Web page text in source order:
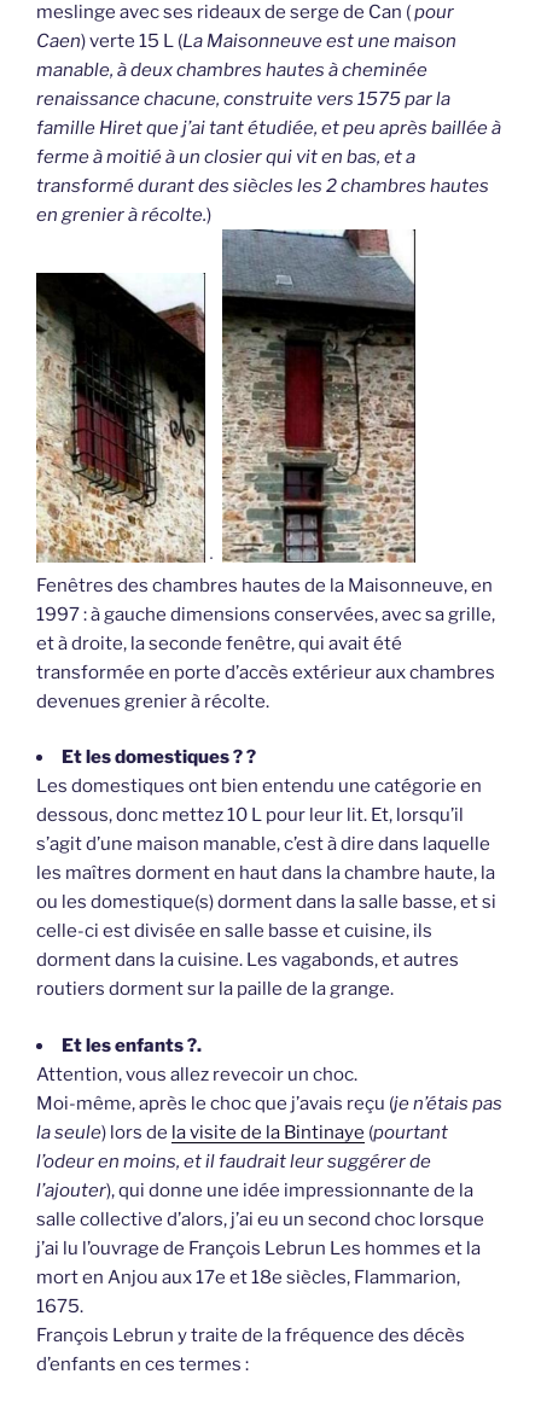
meslinge avec ses rideaux de serge de Can (pour
Caen) verte 15 L (La Maisonneuve est une maison
manable, à deux chambres hautes à cheminée
renaissance chacune, construite vers 1575 par la
famille Hiret que j’ai tant étudiée, et peu après baillée à
ferme à moitié à un closier qui vit en bas, et a
transformé durant des siècles les 2 chambres hautes
en grenier à récolte.)
–
Fenêtres des chambres hautes de la Maisonneuve, en
1997 : à gauche dimensions conservées, avec sa grille,
et à droite, la seconde fenêtre, qui avait été
transformée en porte d’accès extérieur aux chambres
devenues grenier à récolte.
Et les domestiques ? ?
Les domestiques ont bien entendu une catégorie en
dessous, donc mettez 10 L pour leur lit. Et, lorsqu’il
s’agit d’une maison manable, c’est à dire dans laquelle
les maîtres dorment en haut dans la chambre haute, la
ou les domestique(s) dorment dans la salle basse, et si
celle-ci est divisée en salle basse et cuisine, ils
dorment dans la cuisine. Les vagabonds, et autres
routiers dorment sur la paille de la grange.
Et les enfants ?.
Attention, vous allez revecoir un choc.
Moi-même, après le choc que j’avais reçu (je n’étais pas
la seule) lors de la visite de la Bintinaye (pourtant
l’odeur en moins, et il faudrait leur suggérer de
l’ajouter), qui donne une idée impressionnante de la
salle collective d’alors, j’ai eu un second choc lorsque
j’ai lu l’ouvrage de François Lebrun Les hommes et la
mort en Anjou aux 17e et 18e siècles, Flammarion,
1675.
François Lebrun y traite de la fréquence des décès
d’enfants en ces termes :